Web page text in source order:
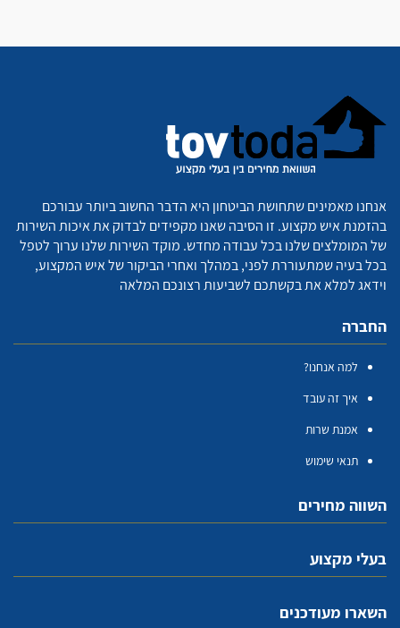
אנחנו מאמינים שתחושת הביטחון היא הדבר החשוב ביותר עבורכם
בהזמנת איש מקצוע. זו הסיבה שאנו מקפידים לבדוק את איכות השירות
של המומלצים שלנו בכל עבודה מחדש. מוקד השירות שלנו ערוך לטפל
בכל בעיה שמתעוררת לפני, במהלך ואחרי הביקור של איש המקצוע,
וידאג למלא את בקשתכם לשביעות רצונכם המלאה
החברה
למה אנחנו?
איך זה עובד
אמנת שרות
תנאי שימוש
השווה מחירים
בעלי מקצוע
השארו מעודכנים